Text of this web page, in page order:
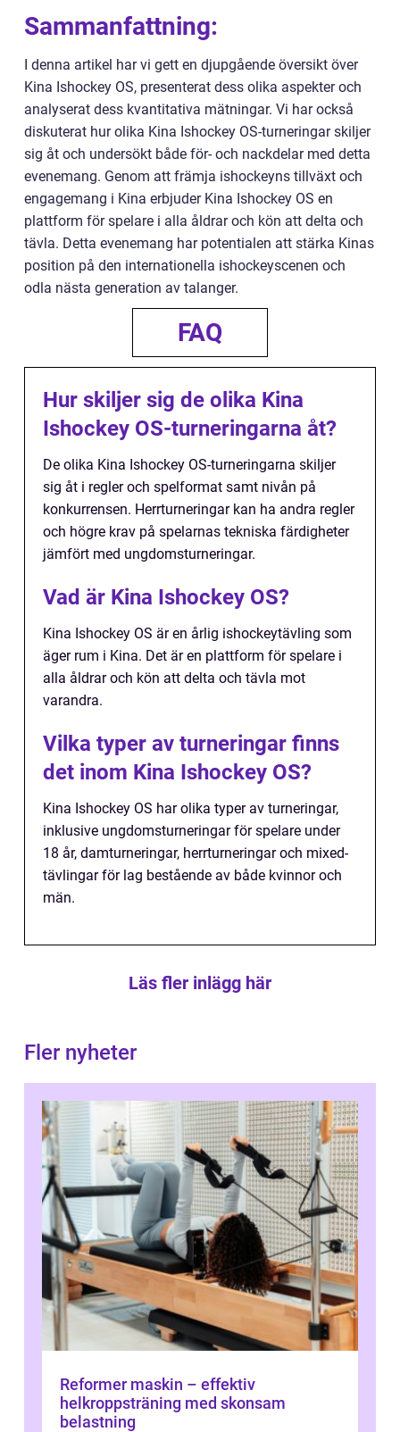
Sammanfattning:
I denna artikel har vi gett en djupgående översikt över
Kina Ishockey OS, presenterat dess olika aspekter och
analyserat dess kvantitativa mätningar. Vi har också
diskuterat hur olika Kina Ishockey OS-turneringar skiljer
sig åt och undersökt både för- och nackdelar med detta
evenemang. Genom att främja ishockeyns tillväxt och
engagemang i Kina erbjuder Kina Ishockey OS en
plattform för spelare i alla åldrar och kön att delta och
tävla. Detta evenemang har potentialen att stärka Kinas
position på den internationella ishockeyscenen och
odla nästa generation av talanger.
FAQ
Hur skiljer sig de olika Kina
Ishockey OS-turneringarna åt?
De olika Kina Ishockey OS-turneringarna skiljer
sig åt i regler och spelformat samt nivån på
konkurrensen. Herrturneringar kan ha andra regler
och högre krav på spelarnas tekniska färdigheter
jämfört med ungdomsturneringar.
Vad är Kina Ishockey OS?
Kina Ishockey OS är en årlig ishockeytävling som
äger rum i Kina. Det är en plattform för spelare i
alla åldrar och kön att delta och tävla mot
varandra.
Vilka typer av turneringar finns
det inom Kina Ishockey OS?
Kina Ishockey OS har olika typer av turneringar,
inklusive ungdomsturneringar för spelare under
18 år, damturneringar, herrturneringar och mixed-
tävlingar för lag bestående av både kvinnor och
män.
Läs fler inlägg här
Fler nyheter
Reformer maskin – effektiv
helkroppsträning med skonsam
belastning